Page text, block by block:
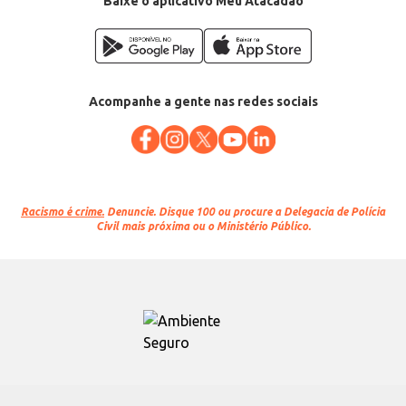
Acompanhe a gente nas redes sociais
Racismo é crime. Denuncie. Disque 100 ou procure a Delegacia de Polícia
Civil mais próxima ou o Ministério Público.